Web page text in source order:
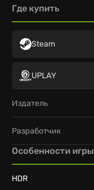
Где купить
Steam
UPLAY
Издатель
Разработчик
Особенности игры
HDR